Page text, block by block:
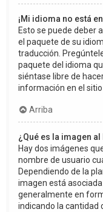
¡Mi idioma no está
Esto se puede deber
el paquete de su
traducción.
paquete del idioma
siéntase libre de
información en el
Arriba
¿Qué es la imagen
Hay dos imágenes
nombre de usuario
Dependiendo de la
imagen está
generalmente en
indicando la cantidad